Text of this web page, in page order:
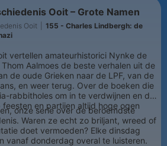
Ooit – Grote Namen
Ooit
155 - Charles Lindbergh: de
vertellen amateurhistorici Nynke de
Aalmoes de beste verhalen uit de
de oude Grieken naar de LPF, van de
en weer terug. Over de boeken die
rabbitholes om in te verdwijnen en de
en partijen altijd hoge ogen
onze serie over de beroemdste
Waren ze echt zo briljant, wreed of
doet vermoeden? Elke dinsdag
vanaf donderdag overal te luisteren.